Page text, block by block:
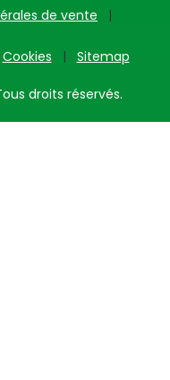
de vente
Cookies Sitemap
droits réservés.